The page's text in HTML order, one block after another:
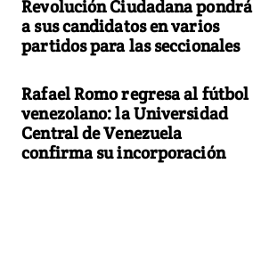
Revolución Ciudadana pondrá
a sus candidatos en varios
partidos para las seccionales
Rafael Romo regresa al fútbol
venezolano: la Universidad
Central de Venezuela
confirma su incorporación